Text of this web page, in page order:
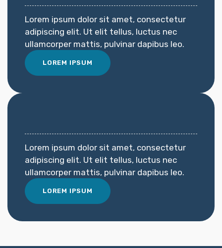
Lorem ipsum dolor sit amet, consectetur
adipiscing elit. Ut elit tellus, luctus nec
ullamcorper mattis, pulvinar dapibus leo.
LOREM IPSUM
Lorem ipsum dolor sit amet, consectetur
adipiscing elit. Ut elit tellus, luctus nec
ullamcorper mattis, pulvinar dapibus leo.
LOREM IPSUM